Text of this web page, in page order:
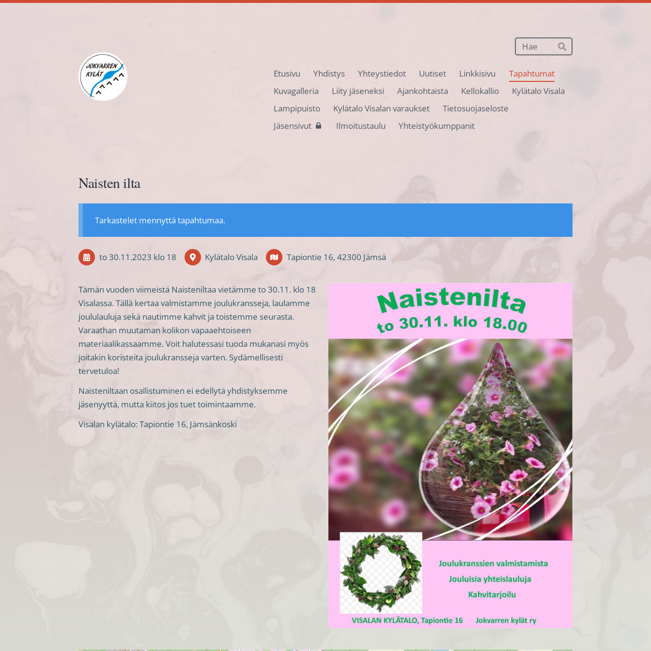
Hae
Jokvarren kylät ry. Etusivu Yhdistys Yhteystiedot Uutiset Linkkisivu
Tapahtumat
Kuvagalleria
Liity jäseneksi Ajankohtaista Kellokallio
Kylätalo Visala
Lampipuisto
Kylätalo Visalan varaukset
Tietosuojaseloste
Jäsensivut
Ilmoitustaulu Yhteistyökumppanit
Naisten ilta
Tarkastelet mennyttä tapahtumaa.
to 30.11.2023 klo 18 Kylätalo Visala Tapiontie 16, 42300 Jämsä
Tämän vuoden viimeistä Naisteniltaa vietämme to 30.11. klo 18
Visalassa. Tällä kertaa valmistamme joulukransseja, laulamme
joululauluja sekä nautimme kahvit ja toistemme seurasta.
Varaathan muutaman kolikon vapaaehtoiseen
materiaalikassaamme. Voit halutessasi tuoda mukanasi myös
joitakin koristeita joulukransseja varten. Sydämellisesti
tervetuloa!
Naisteniltaan osallistuminen ei edellytä yhdistyksemme
jäsenyyttä, mutta kiitos jos tuet toimintaamme.
Visalan kylätalo: Tapiontie 16, Jämsänkoski